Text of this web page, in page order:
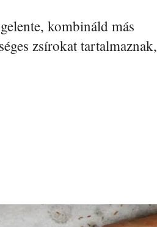
kombináld más
zsírokat tartalmaznak,